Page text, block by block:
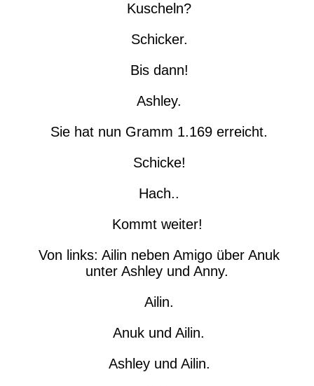
Kuscheln?
Schicker.
Bis dann!
Ashley.
Sie hat nun Gramm 1.169 erreicht.
Schicke!
Hach..
Kommt weiter!
Von links: Ailin neben Amigo über Anuk
unter Ashley und Anny.
Ailin.
Anuk und Ailin.
Ashley und Ailin.